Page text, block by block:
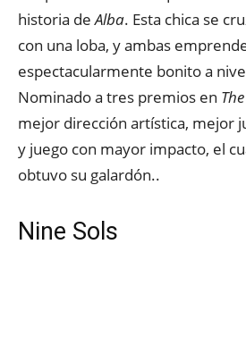
historia deAlba. Esta chica se
con una loba, y ambas
espectacularmente bonito a
Nominado a tres premios en
mejor dirección artística, mejor
y juego con mayor impacto, el
obtuvo su galardón..
Nine Sols